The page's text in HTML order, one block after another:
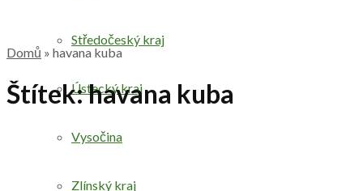
Středočeský kraj
Ústecký kraj
Vysočina
Zlínský kraj
Domů » havana kuba
Štítek:havana kuba